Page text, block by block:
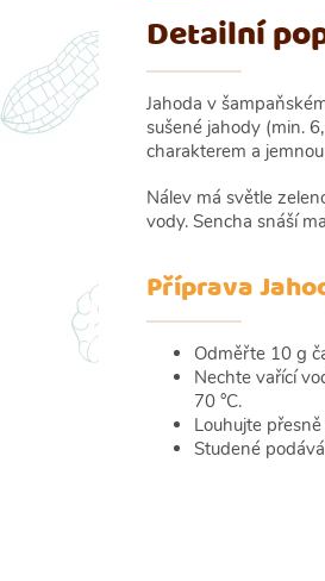
Detailní
Jahoda v
sušené jahody (min.
charakterem a
Nálev má světle
vody. Sencha snáší
Příprava
Odměřte 10 g
Nechte vařící
70 °C.
Louhujte
Studené